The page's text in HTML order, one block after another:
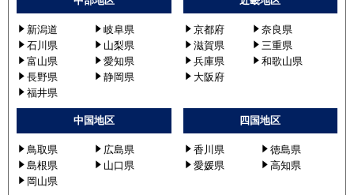
新潟道
岐阜県
石川県
山梨県
富山県
愛知県
長野県
静岡県
福井県
京都府
奈良県
滋賀県
三重県
兵庫県
和歌山県
大阪府
中国地区
鳥取県
広島県
島根県
山口県
岡山県
四国地区
香川県
徳島県
愛媛県
高知県